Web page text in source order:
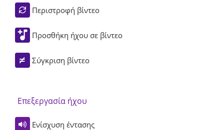
Περιστροφή βίντεο
Προσθήκη ήχου σε βίντεο
Σύγκριση βίντεο
Επεξεργασία ήχου
Ενίσχυση έντασης